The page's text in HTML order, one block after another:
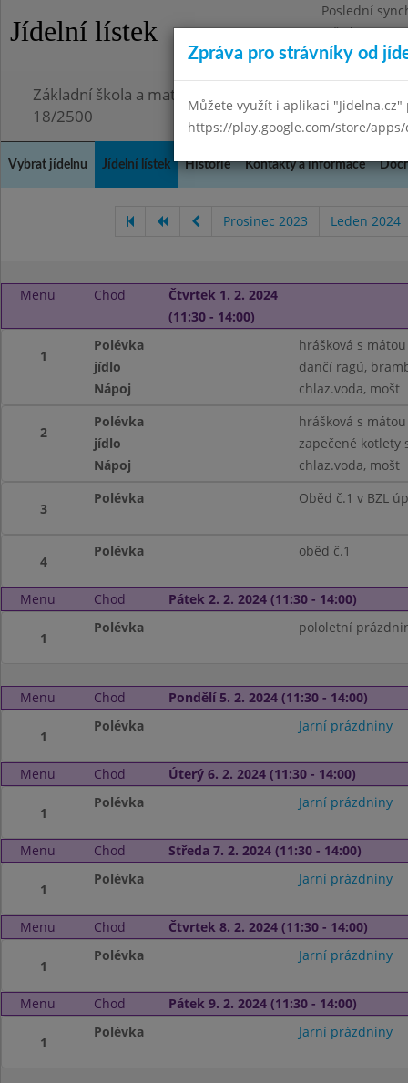
Jídelní lístek
Poslední
Středa
Omezení
Základní škola a mateřská škola Chmelnice, Praha 3,
18/2500
Vybrat jídelnu Jídelní lístek Historie Kontakty a informace
Prosinec 2023 Leden 2024
Menu Chod
Čtvrtek 1. 2. 2024
(11:30 - 14:00)
1
Polévka
hrášková s mátou
jídlo
dančí ragú,
Nápoj
chlaz.voda, mošt
2
Polévka
hrášková s mátou
jídlo
zapečené kotlety
Nápoj
chlaz.voda, mošt
3
Polévka Oběd č.1 v BZL
4
Polévka oběd č.1
Menu Chod Pátek 2. 2. 2024 (11:30 - 14:00)
1
Polévka pololetní
Menu Chod Pondělí 5. 2. 2024 (11:30 - 14:00)
1
Polévka Jarní prázdniny
Menu Chod Úterý 6. 2. 2024 (11:30 - 14:00)
1
Polévka Jarní prázdniny
Menu Chod Středa 7. 2. 2024 (11:30 - 14:00)
1
Polévka Jarní prázdniny
Menu Chod Čtvrtek 8. 2. 2024 (11:30 - 14:00)
1
Polévka Jarní prázdniny
Menu Chod Pátek 9. 2. 2024 (11:30 - 14:00)
1
Polévka Jarní prázdniny
Zpráva pro strávníky od
Můžete využít i aplikaci
https://play.google.com/store/